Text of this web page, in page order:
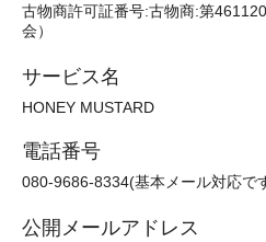
古物商許可証番号:古物商:第
会）
サービス名
HONEY MUSTARD
電話番号
080-9686-8334(基本メール対応で
公開メールアドレス